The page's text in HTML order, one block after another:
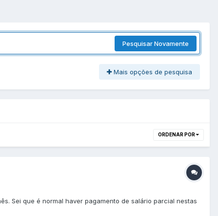
Pesquisar Novamente
Mais opções de pesquisa
ORDENAR POR
Sei que é normal haver pagamento de salário parcial nestas